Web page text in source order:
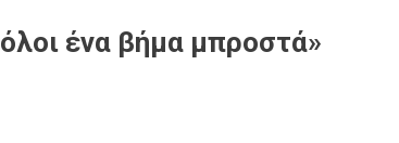
ένα βήμα μπροστά»